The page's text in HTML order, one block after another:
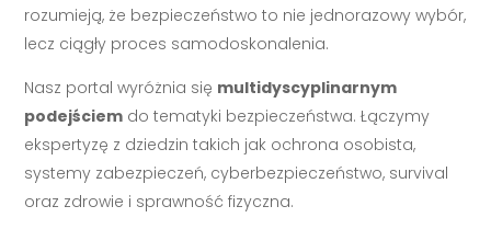
rozumieją, że bezpieczeństwo to nie jednorazowy wybór,
lecz ciągły proces samodoskonalenia.
Nasz portal wyróżnia się multidyscyplinarnym
podejściem do tematyki bezpieczeństwa. Łączymy
ekspertyzę z dziedzin takich jak ochrona osobista,
systemy zabezpieczeń, cyberbezpieczeństwo, survival
oraz zdrowie i sprawność fizyczna.